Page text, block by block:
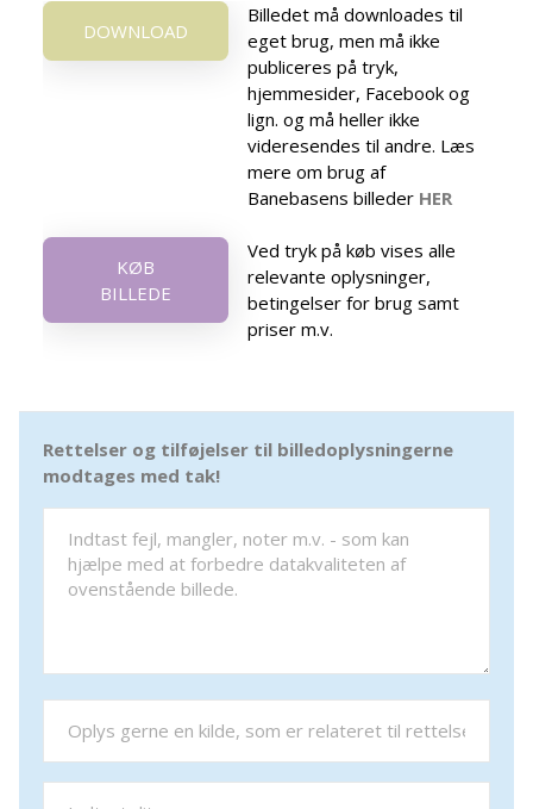
DOWNLOAD
Billedet må downloades til
eget brug, men må ikke
publiceres på tryk,
hjemmesider, Facebook og
lign. og må heller ikke
videresendes til andre. Læs
mere om brug af
Banebasens billeder HER
KØB
BILLEDE
Ved tryk på køb vises alle
relevante oplysninger,
betingelser for brug samt
priser m.v.
Rettelser og tilføjelser til billedoplysningerne
modtages med tak!